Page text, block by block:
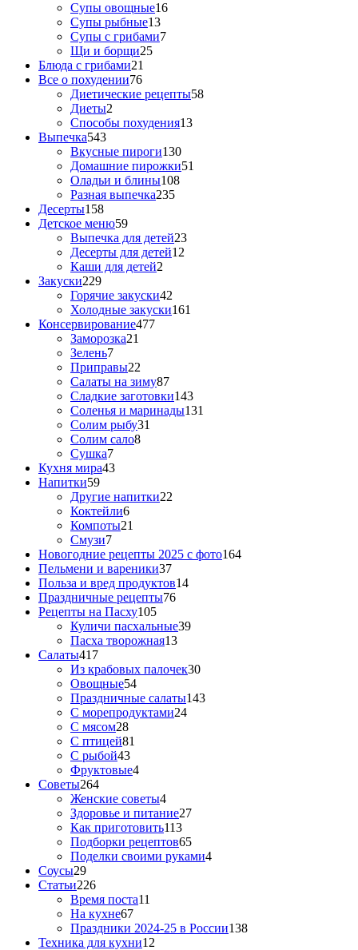
Супы овощные16
Супы рыбные13
Супы с грибами7
Щи и борщи25
Блюда с грибами21
Все о похудении76
Диетические рецепты58
Диеты2
Способы похудения13
Выпечка543
Вкусные пироги130
Домашние пирожки51
Оладьи и блины108
Разная выпечка235
Десерты158
Детское меню59
Выпечка для детей23
Десерты для детей12
Каши для детей2
Закуски229
Горячие закуски42
Холодные закуски161
Консервирование477
Заморозка21
Зелень7
Приправы22
Салаты на зиму87
Сладкие заготовки143
Соленья и маринады131
Солим рыбу31
Солим сало8
Сушка7
Кухня мира43
Напитки59
Другие напитки22
Коктейли6
Компоты21
Смузи7
Новогодние рецепты 2025 с фото164
Пельмени и вареники37
Польза и вред продуктов14
Праздничные рецепты76
Рецепты на Пасху105
Куличи пасхальные39
Пасха творожная13
Салаты417
Из крабовых палочек30
Овощные54
Праздничные салаты143
С морепродуктами24
С мясом28
С птицей81
С рыбой43
Фруктовые4
Советы264
Женские советы4
Здоровье и питание27
Как приготовить113
Подборки рецептов65
Поделки своими руками4
Соусы29
Статьи226
Время поста11
На кухне67
Праздники 2024-25 в России138
Техника для кухни12